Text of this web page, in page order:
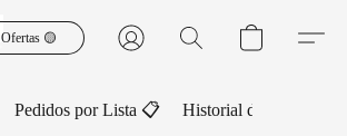
Ofertas 🟡
Pedidos por Lista 📋 Historial de Pedidos